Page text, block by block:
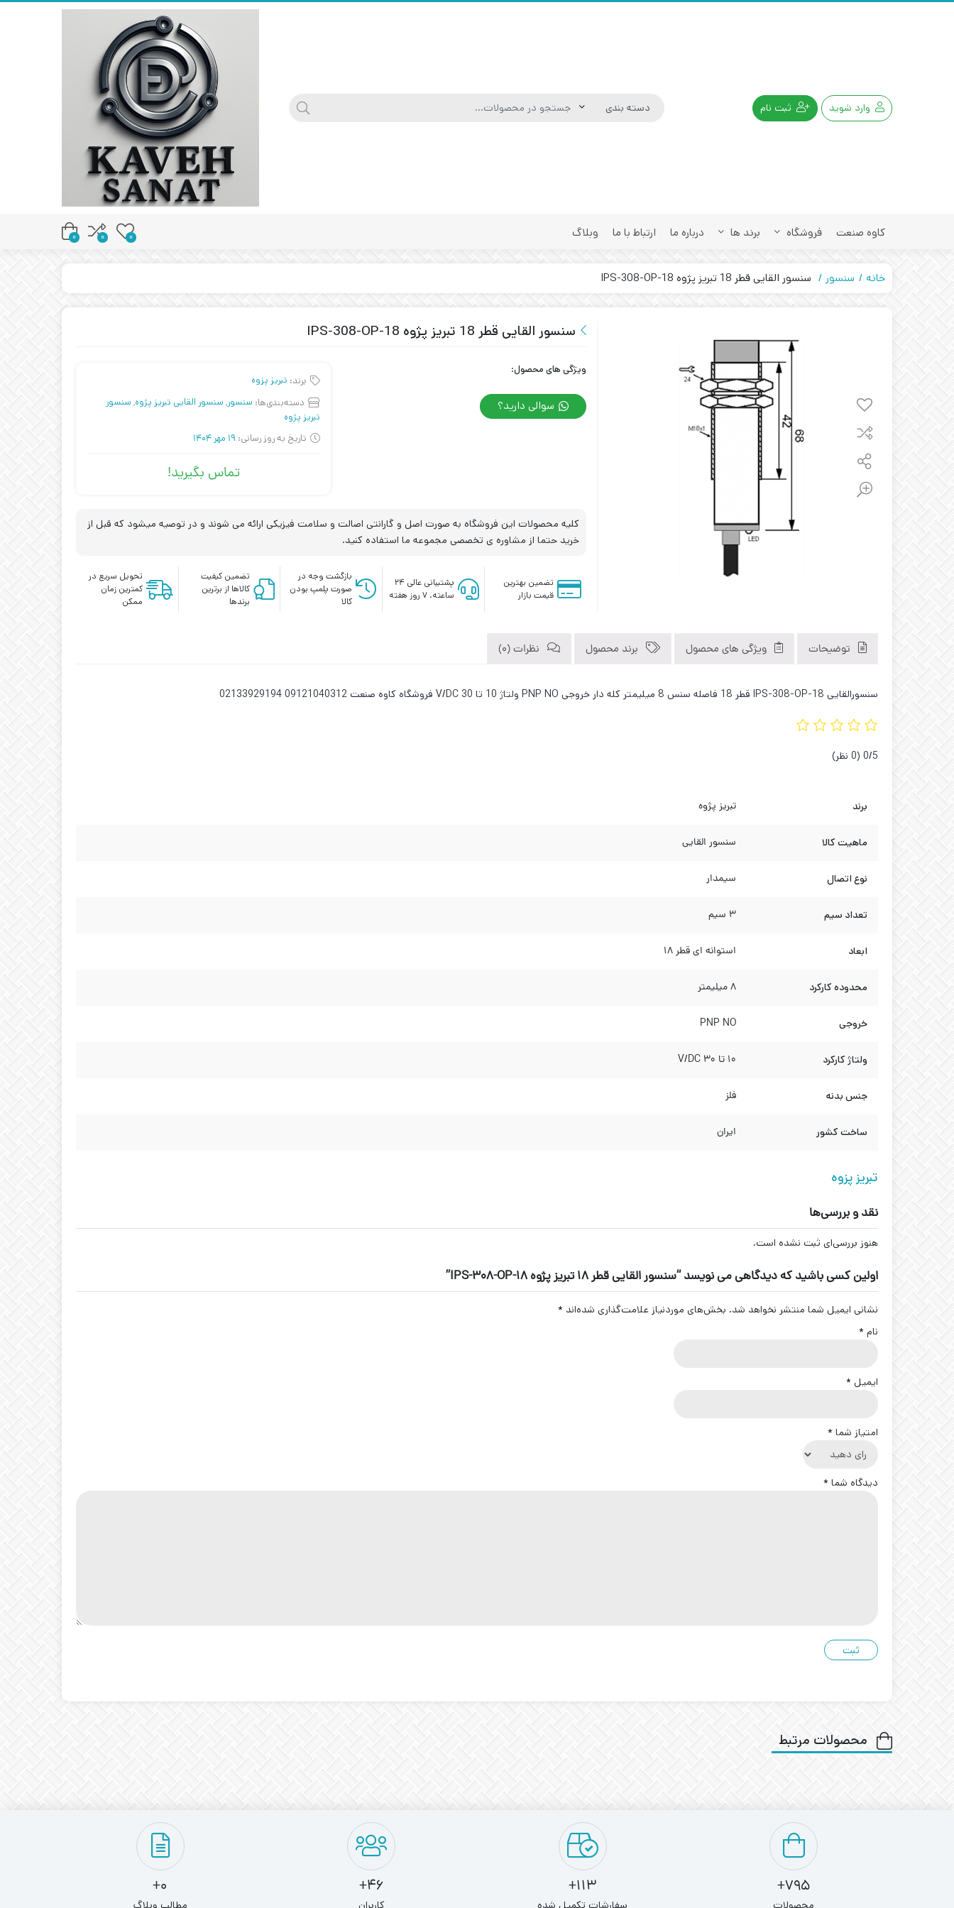
وارد شوید ثبت نام
کاوه صنعت فروشگاه برند ها درباره ما ارتباط با ما وبلاگ 0
0
0
خانه سنسور سنسور القایی قطر 18 تبریز پژوه IPS-308-OP-18
سنسور القایی قطر 18 تبریز پژوه IPS-308-OP-18
ویژگی های محصول:
سوالی دارید؟
برند: تبریز پزوه
دسته‌بندی‌ها: سنسور, سنسور القایی تبریز پژوه, سنسور
تبریز پژوه
تاریخ به روز رسانی: 19 مهر 1404
تماس بگیرید!
کلیه محصولات این فروشگاه به صورت اصل و گارانتی اصالت و سلامت فیزیکی ارائه می شوند و در توصیه میشود که قبل از
خرید حتما از مشاوره ی تخصصی مجموعه ما استفاده کنید.
تضمین بهترین
قیمت بازار
پشتیبانی عالی ۲۴
ساعته، ۷ روز هفته
بازگشت وجه در
صورت پلمپ بودن
کالا
تضمین کیفیت
کالاها از برترین
برندها
تحویل سریع در
کمترین زمان
ممکن
توضیحات ویژگی های محصول برند محصول نظرات (0)
سنسورالقایی IPS-308-OP-18 قطر 18 فاصله سنس 8 میلیمتر کله دار خروجی PNP NO ولتاژ 10 تا 30 V/DC فروشگاه کاوه صنعت 09121040312 02133929194
‫0/5 ‫(0 نظر)
برند تبریز پژوه
ماهیت کالا سنسور القایی
نوع اتصال سیمدار
تعداد سیم 3 سیم
ابعاد استوانه ای قطر 18
محدوده کارکرد 8 میلیمتر
خروجی PNP NO
ولتاژ کارکرد 10 تا 30 V/DC
جنس بدنه فلز
ساخت کشور ایران
تبریز پزوه
نقد و بررسی‌ها
هنوز بررسی‌ای ثبت نشده است.
اولین کسی باشید که دیدگاهی می نویسد “سنسور القایی قطر 18 تبریز پژوه IPS-308-OP-18”
نشانی ایمیل شما منتشر نخواهد شد. بخش‌های موردنیاز علامت‌گذاری شده‌اند *
نام *
ایمیل *
امتیاز شما *
دیدگاه شما *
محصولات مرتبط
795+
113+
46+
0+